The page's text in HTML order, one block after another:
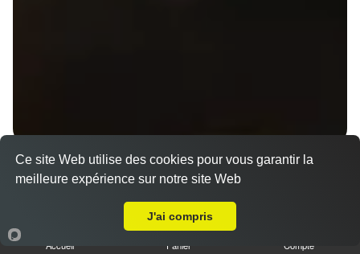
Menu V1 - Gyoza
Accueil Panier Compte
Ce site Web utilise des cookies pour vous garantir la
meilleure expérience sur notre site Web
J'ai compris